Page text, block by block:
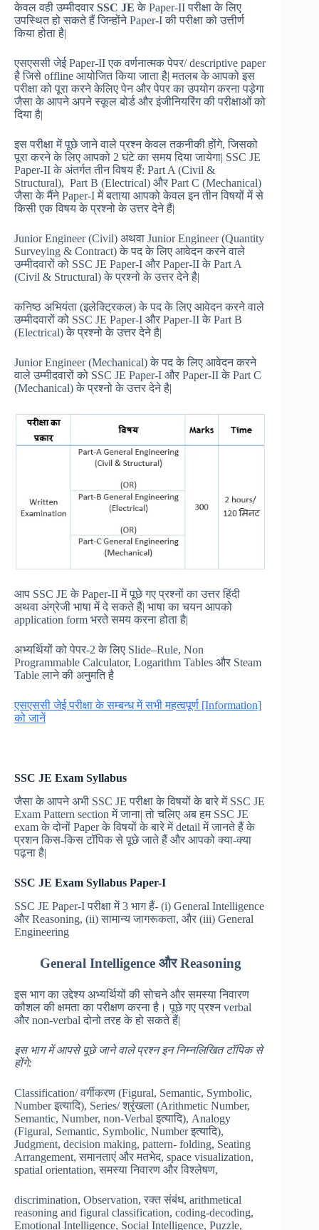
केवल वही उम्मीदवार SSC JEके Paper-II परीक्षा के लिए
उपस्थित हो सकते हैं जिन्होंने Paper-I की परीक्षा को उत्तीर्ण
किया होता है|
एसएससी जेई Paper-II एक वर्णनात्मक पेपर/ descriptive paper
है जिसे offline आयोजित किया जाता है| मतलब के आपको इस
परीक्षा को पूरा करने केलिए पेन और पेपर का उपयोग करना पड़ेगा
जैसा के आपने अपने स्कूल बोर्ड और इंजीनियरिंग की परीक्षाओं को
दिया है|
इस परीक्षा में पूछे जाने वाले प्रश्न केवल तकनीकी होंगे, जिसको
पूरा करने के लिए आपको 2 घंटे का समय दिया जायेगा| SSC JE
Paper-II के अंतर्गत तीन विषय हैं: Part A (Civil &
Structural), Part B (Electrical) और Part C (Mechanical)
जैसा के मैंने Paper-I में बताया आपको केवल इन तीन विषयों में से
किसी एक विषय के प्रश्नो के उत्तर देने हैं|
Junior Engineer (Civil) अथवा Junior Engineer (Quantity
Surveying & Contract) के पद के लिए आवेदन करने वाले
उम्मीदवारों को SSC JE Paper-I और Paper-II के Part A
(Civil & Structural) के प्रश्नो के उत्तर देने है|
कनिष्ठ अभियंता (इलेक्ट्रिकल) के पद के लिए आवेदन करने वाले
उम्मीदवारों को SSC JE Paper-I और Paper-II के Part B
(Electrical) के प्रश्नो के उत्तर देने है|
Junior Engineer (Mechanical) के पद के लिए आवेदन करने
वाले उम्मीदवारों को SSC JE Paper-I और Paper-II के Part C
(Mechanical) के प्रश्नो के उत्तर देने है|
आप SSC JE के Paper-II में पूछे गए प्रश्नों का उत्तर हिंदी
अथवा अंग्रेजी भाषा में दे सकते हैं| भाषा का चयन आपको
application form भरते समय करना होता है|
अभ्यर्थियों को पेपर-2 के लिए Slide–Rule, Non
Programmable Calculator, Logarithm Tables और Steam
Table लाने की अनुमति है
एसएससी जेई परीक्षा के सम्बन्ध में सभी महत्वपूर्ण [Information]
को जानें
SSC JE Exam Syllabus
जैसा के आपने अभी SSC JE परीक्षा के विषयों के बारे में SSC JE
Exam Pattern section में जाना| तो चलिए अब हम SSC JE
exam के दोनों Paper के विषयों के बारे में detail में जानते हैं के
प्रशन किस-किस टॉपिक से पूछे जाते हैं और आपको क्या-क्या
पढ़ना है|
SSC JE Exam Syllabus Paper-I
SSC JE Paper-I परीक्षा में 3 भाग हैं- (i) General Intelligence
और Reasoning, (ii) सामान्य जागरूकता, और (iii) General
Engineering
General Intelligence औरReasoning
इस भाग का उद्देश्य अभ्यर्थियों की सोचने और समस्या निवारण
कौशल की क्षमता का परीक्षण करना है। पूछे गए प्रश्न verbal
और non-verbal दोनो तरह के हो सकते हैं|
इस भाग में आपसे पूछे जाने वाले प्रश्न इन निम्नलिखित टॉपिक से
होंगे:
Classification/ वर्गीकरण (Figural, Semantic, Symbolic,
Number इत्यादि), Series/ श्रृंखला (Arithmetic Number,
Semantic, Number, non-Verbal इत्यादि), Analogy
(Figural, Semantic, Symbolic, Number इत्यादि),
Judgment, decision making, pattern- folding, Seating
Arrangement, समानताएं और मतभेद, space visualization,
spatial orientation, समस्या निवारण और विश्लेषण,
discrimination, Observation, रक्त संबंध, arithmetical
reasoning and figural classification, coding-decoding,
Emotional Intelligence, Social Intelligence, Puzzle,